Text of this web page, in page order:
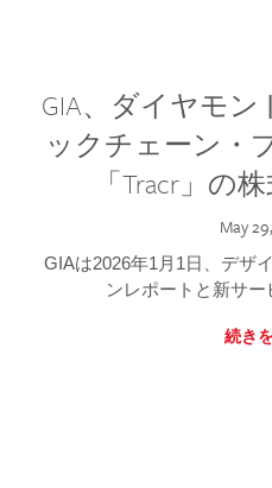
GIA、ダイヤモ
ックチェーン・
「Tracr」の
May
GIAは2026年1月1日、デザ
ンレポートと新サー
続き